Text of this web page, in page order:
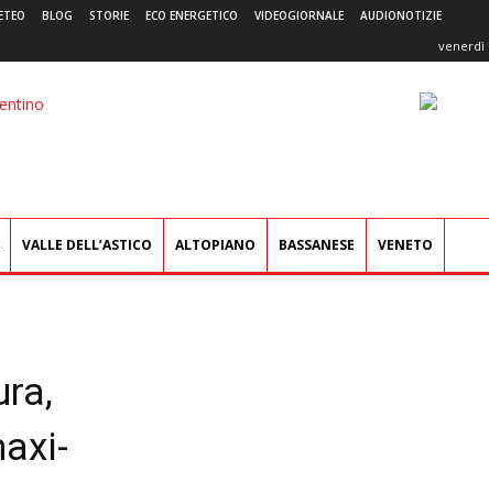
BLOG STORIE ECO ENERGETICO VIDEOGIORNALE AUDIONOTIZIE
venerdì
VALLE DELL’ASTICO ALTOPIANO BASSANESE VENETO